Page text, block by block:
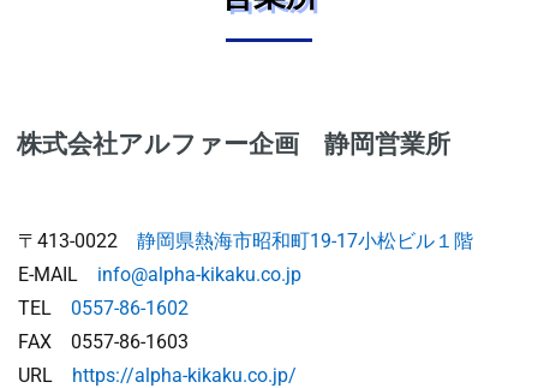
株式会社アルファー企画 静岡営業所
〒413-0022 静岡県熱海市昭和町19-17小松ビル１階
E-MAIL info@alpha-kikaku.co.jp
TEL 0557-86-1602
FAX 0557-86-1603
URL https://alpha-kikaku.co.jp/